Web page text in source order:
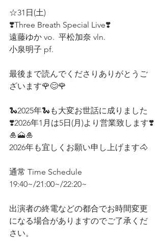
☆31日(土)
❣️Three Breath Special Live❣️
遠藤ゆか vo.  平松加奈 vln.
小泉明子 pf.
最後まで読んでくださりありがとうご
ざいます🌹😊🌹
🐍2025年🐍も大変お世話に成りました
❣️2026年1月は5日(月)より営業致します❣️
🎍🗻🎍
2026年も宜しくお願い申し上げます🐴
通常 Time Schedule
19:40~/21:00~/22:20~
出演者の終電などの都合でお時間変更
になる場合がありますのでご了承くだ
さい。